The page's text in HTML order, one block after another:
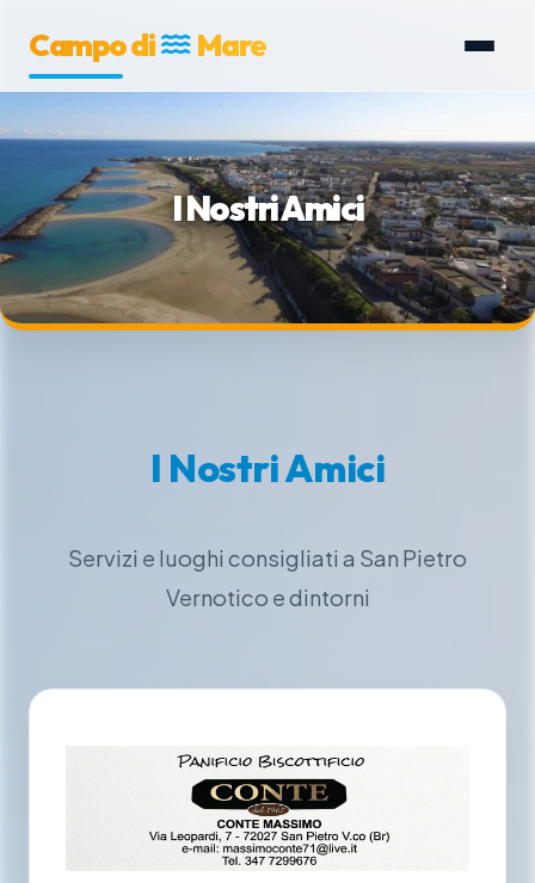
Campo di Mare
I Nostri Amici
I Nostri Amici
Servizi e luoghi consigliati a San Pietro
Vernotico e dintorni